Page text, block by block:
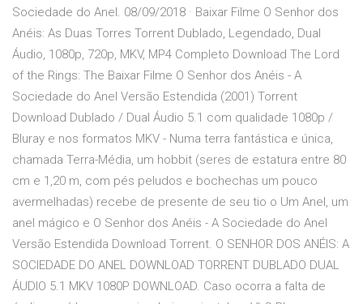
Sociedade do Anel. 08/09/2018 · Baixar Filme O Senhor dos
Anéis: As Duas Torres Torrent Dublado, Legendado, Dual
Áudio, 1080p, 720p, MKV, MP4 Completo Download The Lord
of the Rings: The Baixar Filme O Senhor dos Anéis - A
Sociedade do Anel Versão Estendida (2001) Torrent
Download Dublado / Dual Áudio 5.1 com qualidade 1080p /
Bluray e nos formatos MKV - Numa terra fantástica e única,
chamada Terra-Média, um hobbit (seres de estatura entre 80
cm e 1,20 m, com pés peludos e bochechas um pouco
avermelhadas) recebe de presente de seu tio o Um Anel, um
anel mágico e O Senhor dos Anéis - A Sociedade do Anel
Versão Estendida Download Torrent. O SENHOR DOS ANÉIS: A
SOCIEDADE DO ANEL DOWNLOAD TORRENT DUBLADO DUAL
ÁUDIO 5.1 MKV 1080P DOWNLOAD. Caso ocorra a falta de